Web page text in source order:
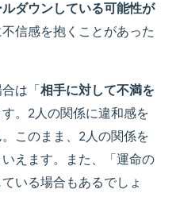
ダウンしている可能性が
信感を抱くことがあった
は「相手に対して不満を
。2人の関係に違和感を
このまま、2人の関係を
えます。また、「運命の
いる場合もあるでしょ